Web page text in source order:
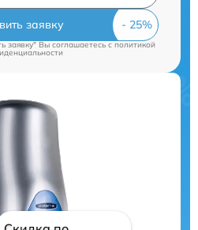
заявку
заявку" Вы соглашаетесь cполитикой